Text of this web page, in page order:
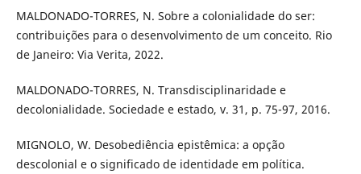
MALDONADO-TORRES, N. Sobre a colonialidade do ser:
contribuições para o desenvolvimento de um conceito. Rio
de Janeiro: Via Verita, 2022.
MALDONADO-TORRES, N. Transdisciplinaridade e
decolonialidade. Sociedade e estado, v. 31, p. 75-97, 2016.
MIGNOLO, W. Desobediência epistêmica: a opção
descolonial e o significado de identidade em política.